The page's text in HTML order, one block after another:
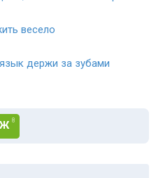
весело
держи за зубами
8